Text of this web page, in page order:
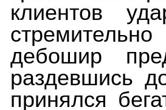
клиентов
дебошир
раздевшись
принялся